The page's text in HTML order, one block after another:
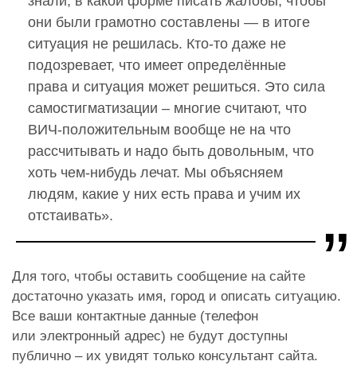
они были грамотно составлены — в итоге
ситуация не решилась. Кто-то даже не
подозревает, что имеет определённые
права и ситуация может решиться. Это сила
самостигматизации – многие считают, что
ВИЧ-положительным вообще не на что
рассчитывать и надо быть довольным, что
хоть чем-нибудь лечат. Мы объясняем
людям, какие у них есть права и учим их
отстаивать».
Для того, чтобы оставить сообщение на сайте
достаточно указать имя, город и описать ситуацию.
Все ваши контактные данные (телефон
или электронный адрес) не будут доступны
публично – их увидят только консультант сайта.